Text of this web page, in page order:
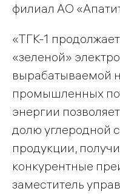
филиал АО
«ТГК-1
«зеленой»
вырабатываемой
промышленных
энергии
долю углеродной
продукции,
конкурентные
заместитель